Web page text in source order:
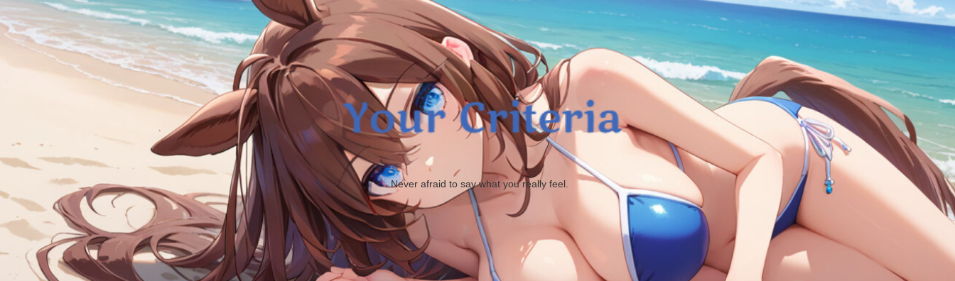
Never afraid to say what you really feel.